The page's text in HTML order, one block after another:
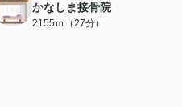
かなしま接骨院
2155ｍ（27分）